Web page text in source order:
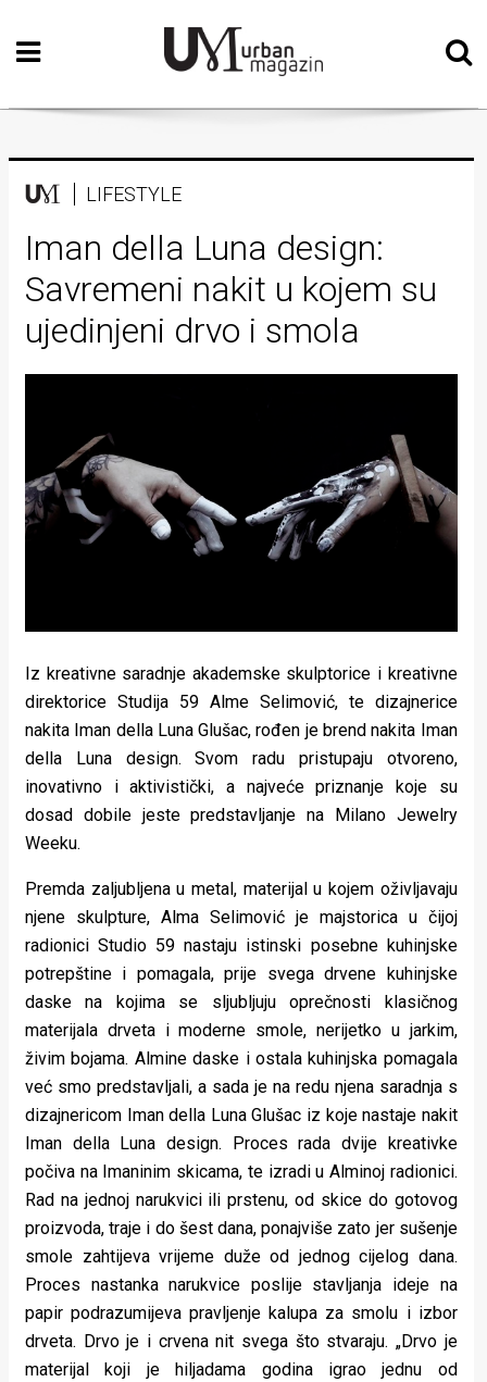
Početna
Vizualne
Teatar
Književnost
Muzika
Film
Intervju
Kultura
Lifestyle
Beauty
Zdravlje
Za
stolom
u
Ideje
koje
rade
Urban
Places
Aktivizam
Aktuelnosti
About
Urban
Magazin
LIFESTYLE
Iman della Luna design:
Savremeni nakit u kojem su
ujedinjeni drvo i smola
Iz kreativne saradnje akademske skulptorice i kreativne
direktorice Studija 59 Alme Selimović, te dizajnerice
nakita Iman della Luna Glušac, rođen je brend nakita Iman
della Luna design. Svom radu pristupaju otvoreno,
inovativno i aktivistički, a najveće priznanje koje su
dosad dobile jeste predstavljanje na Milano Jewelry
Weeku.
Premda zaljubljena u metal, materijal u kojem oživljavaju
njene skulpture, Alma Selimović je majstorica u čijoj
radionici Studio 59 nastaju istinski posebne kuhinjske
potrepštine i pomagala, prije svega drvene kuhinjske
daske na kojima se sljubljuju oprečnosti klasičnog
materijala drveta i moderne smole, nerijetko u jarkim,
živim bojama. Almine daske i ostala kuhinjska pomagala
već smo predstavljali, a sada je na redu njena saradnja s
dizajnericom Iman della Luna Glušac iz koje nastaje nakit
Iman della Luna design. Proces rada dvije kreativke
počiva na Imaninim skicama, te izradi u Alminoj radionici.
Rad na jednoj narukvici ili prstenu, od skice do gotovog
proizvoda, traje i do šest dana, ponajviše zato jer sušenje
smole zahtijeva vrijeme duže od jednog cijelog dana.
Proces nastanka narukvice poslije stavljanja ideje na
papir podrazumijeva pravljenje kalupa za smolu i izbor
drveta. Drvo je i crvena nit svega što stvaraju. „Drvo je
materijal koji je hiljadama godina igrao jednu od